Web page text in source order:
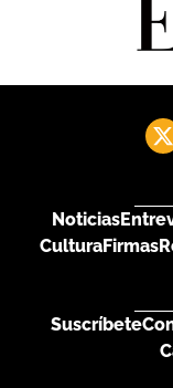
Noticias
CulturaFirmas
Suscríbete